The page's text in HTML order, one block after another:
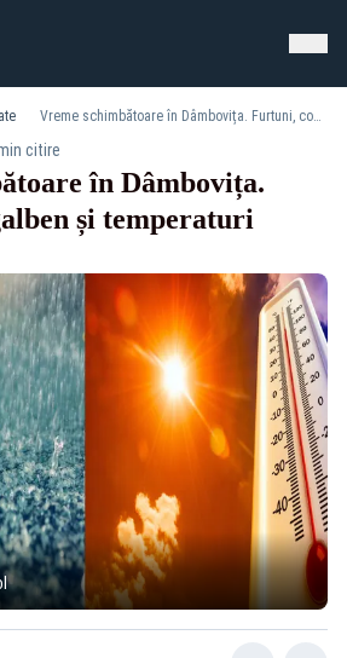
Vreme schimbătoare în Dâmbovița. Furtuni, cod galben și temperaturi caniculare
citire
în Dâmbovița.
și temperaturi